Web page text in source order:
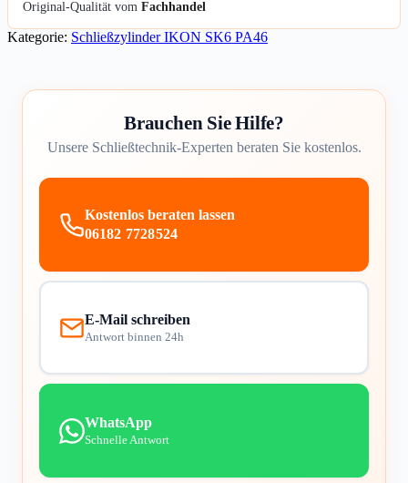
Original-Qualität vom Fachhandel
Kategorie: Schließzylinder IKON SK6 PA46
Brauchen Sie Hilfe?
Unsere Schließtechnik-Experten beraten Sie kostenlos.
Kostenlos beraten lassen
06182 7728524
E-Mail schreiben
Antwort binnen 24h
WhatsApp
Schnelle Antwort